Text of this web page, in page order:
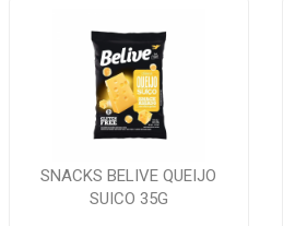
SNACKS BELIVE QUEIJO
SUICO 35G